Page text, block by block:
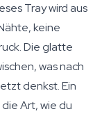
Tray wird aus
keine
Die glatte
was nach
denkst. Ein
Art, wie du